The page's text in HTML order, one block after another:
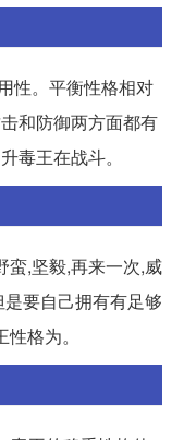
性。平衡性格相对
和防御两方面都有
毒王在战斗。
蛮,坚毅,再来一次,威
要自己拥有有足够
格为。